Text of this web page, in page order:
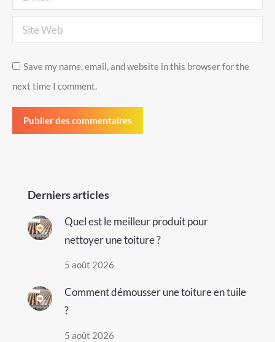
Site Web
Save my name, email, and website in this browser for the
next time I comment.
Publier des commentaires
Derniers articles
Quel est le meilleur produit pour
nettoyer une toiture ?
5 août 2026
Comment démousser une toiture en tuile
?
5 août 2026